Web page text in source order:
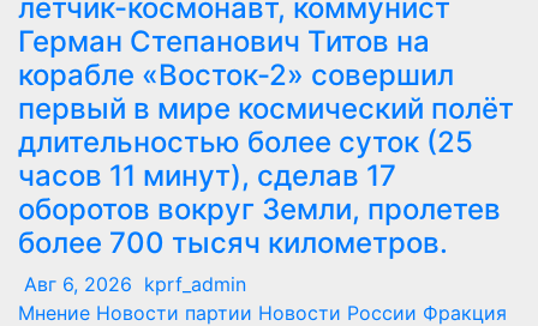
лётчик-космонавт, коммунист
Герман Степанович Титов на
корабле «Восток-2» совершил
первый в мире космический полёт
длительностью более суток (25
часов 11 минут), сделав 17
оборотов вокруг Земли, пролетев
более 700 тысяч километров.
Авг 6, 2026 kprf_admin
Мнение Новости партии Новости России Фракция